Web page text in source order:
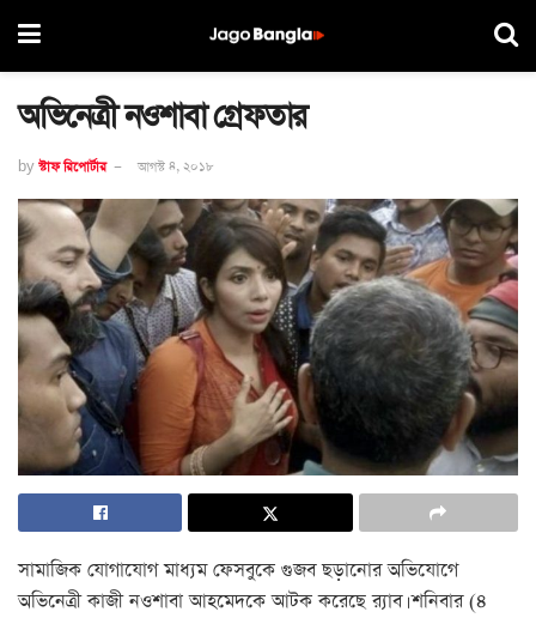
অভিনেত্রী নওশাবা গ্রেফতার
by স্টাফ রিপোর্টার আগস্ট ৪, ২০১৮
সামাজিক যোগাযোগ মাধ্যম ফেসবুকে গুজব ছড়ানোর অভিযোগে
অভিনেত্রী কাজী নওশাবা আহমেদকে আটক করেছে র‌্যাব। শনিবার (৪